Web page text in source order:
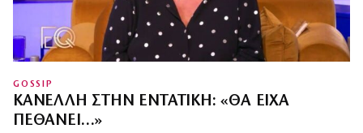
GOSSIP
ΚΑΝΈΛΛΗ ΣΤΗΝ ΕΝΤΑΤΙΚΉ: «ΘΑ ΕΊΧΑ
ΠΕΘΆΝΕΙ…»